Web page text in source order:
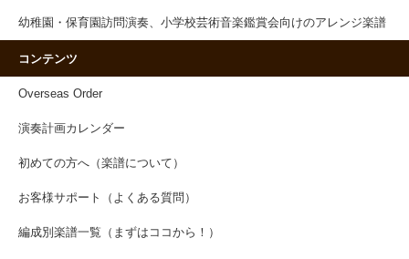
幼稚園・保育園訪問演奏、小学校芸術音楽鑑賞会向けのアレンジ楽譜
コンテンツ
Overseas Order
演奏計画カレンダー
初めての方へ（楽譜について）
お客様サポート（よくある質問）
編成別楽譜一覧（まずはココから！）